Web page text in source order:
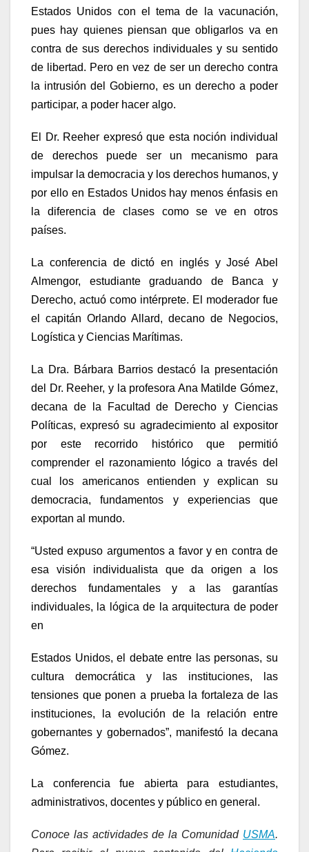
Estados Unidos con el tema de la vacunación,
pues hay quienes piensan que obligarlos va en
contra de sus derechos individuales y su sentido
de libertad. Pero en vez de ser un derecho contra
la intrusión del Gobierno, es un derecho a poder
participar, a poder hacer algo.
El Dr. Reeher expresó que esta noción individual
de derechos puede ser un mecanismo para
impulsar la democracia y los derechos humanos, y
por ello en Estados Unidos hay menos énfasis en
la diferencia de clases como se ve en otros
países.
La conferencia de dictó en inglés y José Abel
Almengor, estudiante graduando de Banca y
Derecho, actuó como intérprete. El moderador fue
el capitán Orlando Allard, decano de Negocios,
Logística y Ciencias Marítimas.
La Dra. Bárbara Barrios destacó la presentación
del Dr. Reeher, y la profesora Ana Matilde Gómez,
decana de la Facultad de Derecho y Ciencias
Políticas, expresó su agradecimiento al expositor
por este recorrido histórico que permitió
comprender el razonamiento lógico a través del
cual los americanos entienden y explican su
democracia, fundamentos y experiencias que
exportan al mundo.
“Usted expuso argumentos a favor y en contra de
esa visión individualista que da origen a los
derechos fundamentales y a las garantías
individuales, la lógica de la arquitectura de poder
en
Estados Unidos, el debate entre las personas, su
cultura democrática y las instituciones, las
tensiones que ponen a prueba la fortaleza de las
instituciones, la evolución de la relación entre
gobernantes y gobernados”, manifestó la decana
Gómez.
La conferencia fue abierta para estudiantes,
administrativos, docentes y público en general.
Conoce las actividades de la Comunidad USMA.